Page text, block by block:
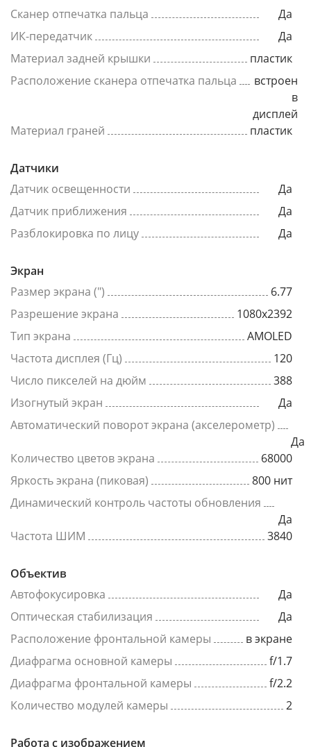
Сканер отпечатка пальца
Да
ИК-передатчик
Да
Материал задней крышки
пластик
Расположение сканера отпечатка пальца
встроен
в
дисплей
Материал граней
пластик
Датчики
Датчик освещенности
Да
Датчик приближения
Да
Разблокировка по лицу
Да
Экран
Размер экрана (")
6.77
Разрешение экрана
1080x2392
Тип экрана
AMOLED
Частота дисплея (Гц)
120
Число пикселей на дюйм
388
Изогнутый экран
Да
Автоматический поворот экрана (акселерометр)
Да
Количество цветов экрана
68000
Яркость экрана (пиковая)
800 нит
Динамический контроль частоты обновления
Да
Частота ШИМ
3840
Объектив
Автофокусировка
Да
Оптическая стабилизация
Да
Расположение фронтальной камеры
в экране
Диафрагма основной камеры
f/1.7
Диафрагма фронтальной камеры
f/2.2
Количество модулей камеры
2
Работа с изображением